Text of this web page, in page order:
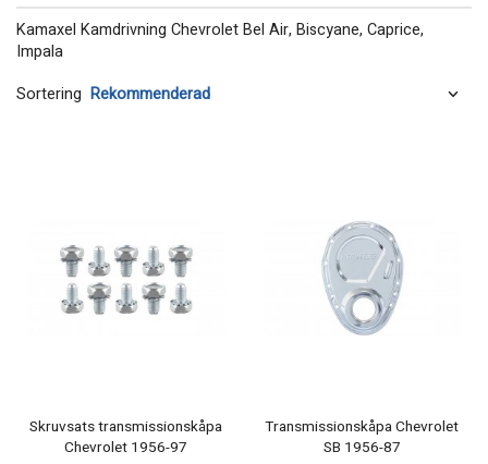
Kamaxel Kamdrivning Chevrolet Bel Air, Biscyane, Caprice,
Impala
Sortering
Skruvsats transmissionskåpa
Chevrolet 1956-97
Transmissionskåpa Chevrolet
SB 1956-87